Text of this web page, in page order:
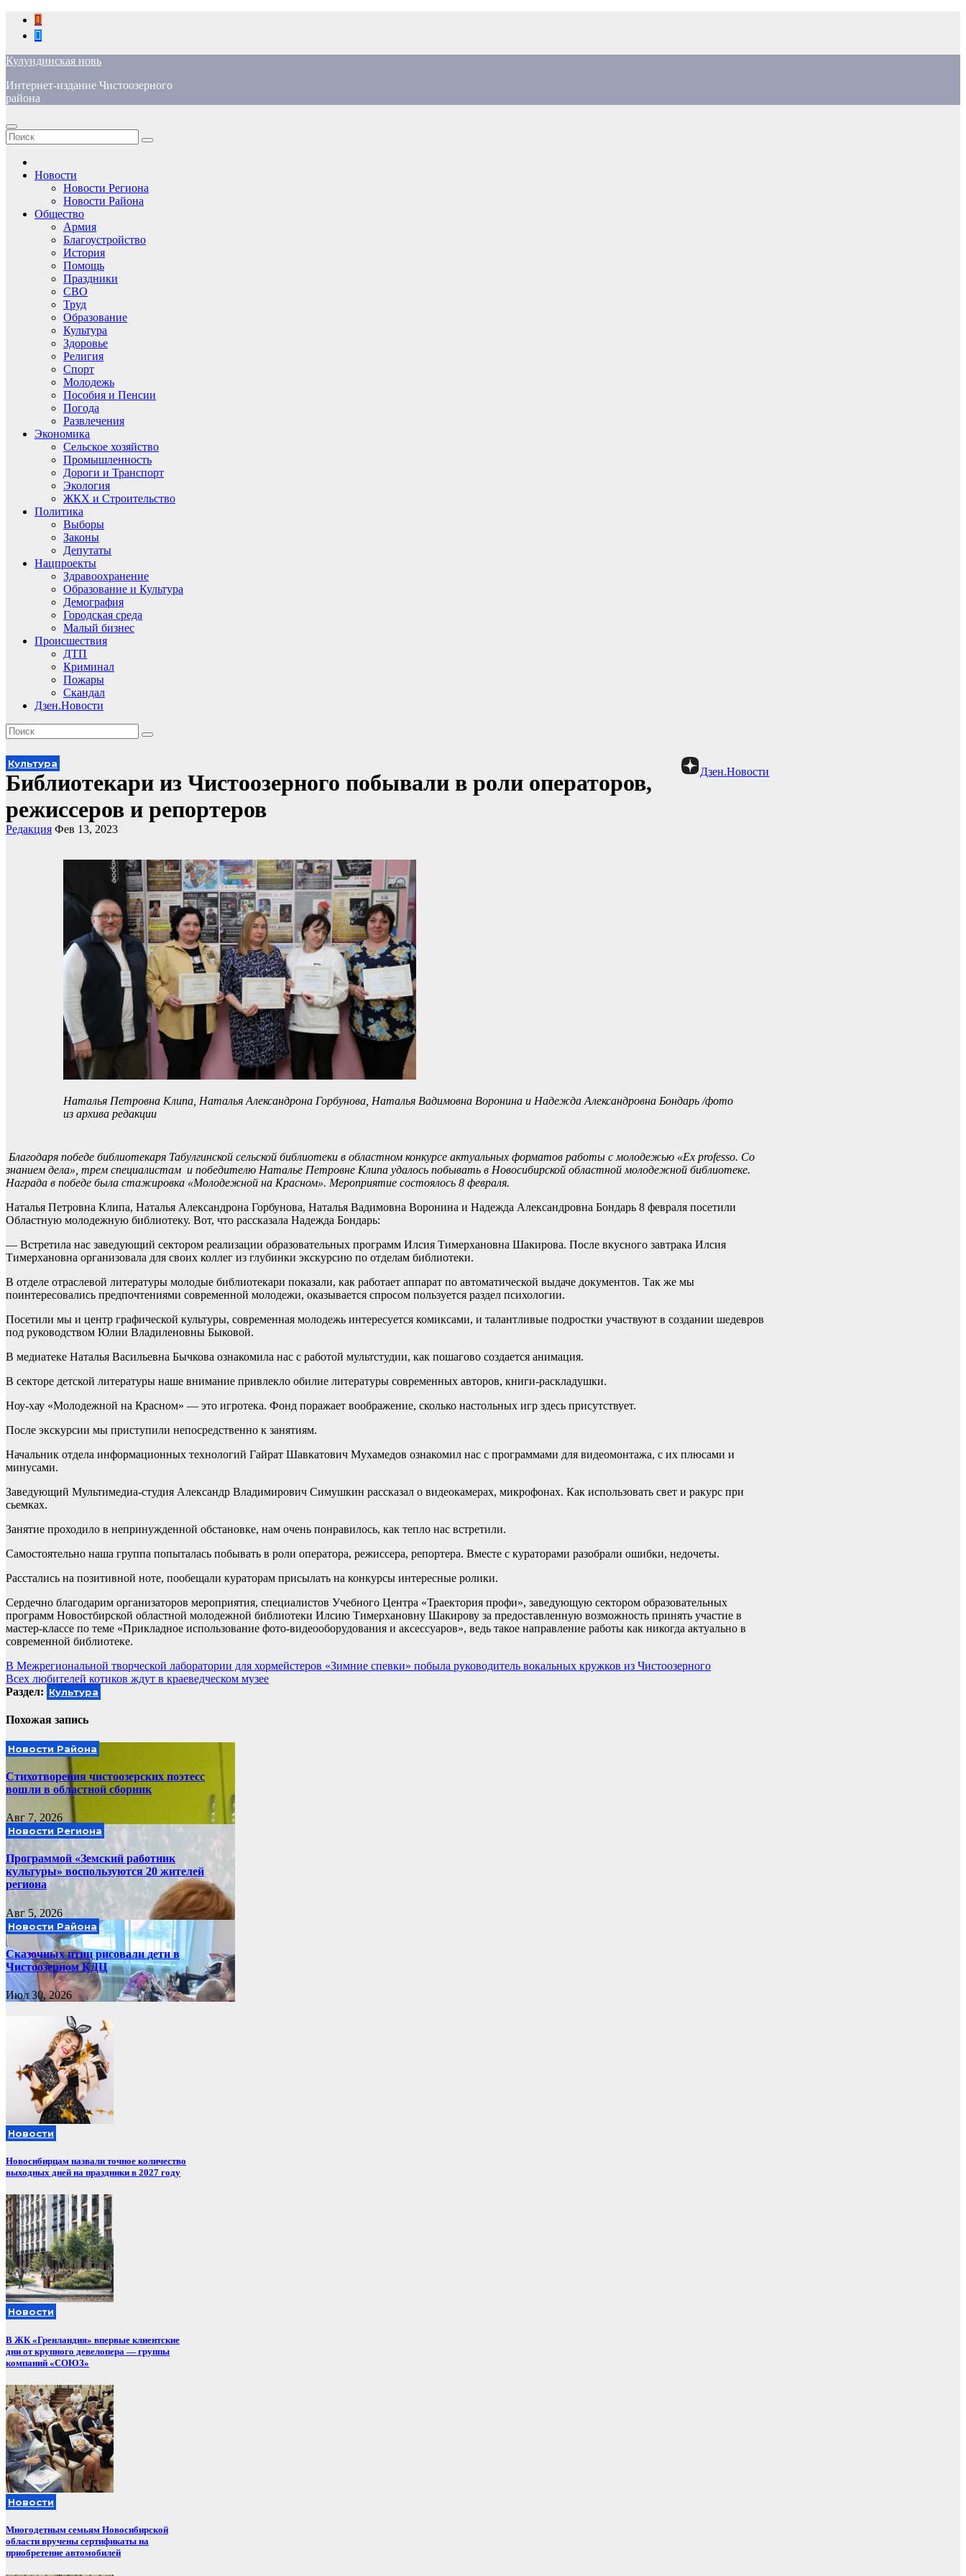
Перейти
содержимому
Кулундинская новь
Интернет-издание Чистоозерного
района
Новости
Новости Региона
Новости Района
Общество
Армия
Благоустройство
История
Помощь
Праздники
СВО
Труд
Образование
Культура
Здоровье
Религия
Спорт
Молодежь
Пособия и Пенсии
Погода
Развлечения
Экономика
Сельское хозяйство
Промышленность
Дороги и Транспорт
Экология
ЖКХ и Строительство
Политика
Выборы
Законы
Депутаты
Нацпроекты
Здравоохранение
Образование и Культура
Демография
Городская среда
Малый бизнес
Происшествия
ДТП
Криминал
Пожары
Скандал
Дзен.Новости
Дзен.Новости
Культура
Библиотекари из Чистоозерного побывали в роли операторов,
режиссеров и репортеров
Редакция Фев 13, 2023
Наталья Петровна Клипа, Наталья Александрона Горбунова, Наталья Вадимовна Воронина и Надежда Александровна Бондарь /фото
из архива редакции
Благодаря победе библиотекаря Табулгинской сельской библиотеки в областном конкурсе актуальных форматов работы с молодежью «Ex professo. Со
знанием дела», трем специалистам и победителю Наталье Петровне Клипа удалось побывать в Новосибирской областной молодежной библиотеке.
Награда в победе была стажировка «Молодежной на Красном». Мероприятие состоялось 8 февраля.
Наталья Петровна Клипа, Наталья Александрона Горбунова, Наталья Вадимовна Воронина и Надежда Александровна Бондарь 8 февраля посетили
Областную молодежную библиотеку. Вот, что рассказала Надежда Бондарь:
— Встретила нас заведующий сектором реализации образовательных программ Илсия Тимерхановна Шакирова. После вкусного завтрака Илсия
Тимерхановна организовала для своих коллег из глубинки экскурсию по отделам библиотеки.
В отделе отраслевой литературы молодые библиотекари показали, как работает аппарат по автоматической выдаче документов. Так же мы
поинтересовались предпочтениями современной молодежи, оказывается спросом пользуется раздел психологии.
Посетили мы и центр графической культуры, современная молодежь интересуется комиксами, и талантливые подростки участвуют в создании шедевров
под руководством Юлии Владиленовны Быковой.
В медиатеке Наталья Васильевна Бычкова ознакомила нас с работой мультстудии, как пошагово создается анимация.
В секторе детской литературы наше внимание привлекло обилие литературы современных авторов, книги-раскладушки.
Ноу-хау «Молодежной на Красном» — это игротека. Фонд поражает воображение, сколько настольных игр здесь присутствует.
После экскурсии мы приступили непосредственно к занятиям.
Начальник отдела информационных технологий Гайрат Шавкатович Мухамедов ознакомил нас с программами для видеомонтажа, с их плюсами и
минусами.
Заведующий Мультимедиа-студия Александр Владимирович Симушкин рассказал о видеокамерах, микрофонах. Как использовать свет и ракурс при
сьемках.
Занятие проходило в непринужденной обстановке, нам очень понравилось, как тепло нас встретили.
Самостоятельно наша группа попыталась побывать в роли оператора, режиссера, репортера. Вместе с кураторами разобрали ошибки, недочеты.
Расстались на позитивной ноте, пообещали кураторам присылать на конкурсы интересные ролики.
Сердечно благодарим организаторов мероприятия, специалистов Учебного Центра «Траектория профи», заведующую сектором образовательных
программ Новостбирской областной молодежной библиотеки Илсию Тимерхановну Шакирову за предоставленную возможность принять участие в
мастер-классе по теме «Прикладное использование фото-видеооборудования и аксессуаров», ведь такое направление работы как никогда актуально в
современной библиотеке.
Навигация
по
В Межрегиональной творческой лаборатории для хормейстеров «Зимние спевки» побыла руководитель вокальных кружков из Чистоозерного
Всех любителей котиков ждут в краеведческом музее
Раздел: Культура
Похожая запись
Новости Района
Стихотворения чистоозерских поэтесс
вошли в областной сборник
Авг 7, 2026
Новости Региона
Программой «Земский работник
культуры» воспользуются 20 жителей
региона
Авг 5, 2026
Новости Района
Сказочных птиц рисовали дети в
Чистоозерном КДЦ
Июл 30, 2026
Новости
Новосибирцам назвали точное количество
выходных дней на праздники в 2027 году
Новости
В ЖК «Гренландия» впервые клиентские
дни от крупного девелопера — группы
компаний «СОЮЗ»
Новости
Многодетным семьям Новосибирской
области вручены сертификаты на
приобретение автомобилей